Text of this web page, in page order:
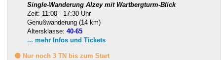
Single-Wanderung Alzey mit Wartbergturm-Blick
Zeit: 11:00 - 17:30 Uhr
Genußwanderung (14 km)
Altersklasse: 40-65
... mehr Infos und Tickets
🟡 Nur noch 3 TN bis zum Start